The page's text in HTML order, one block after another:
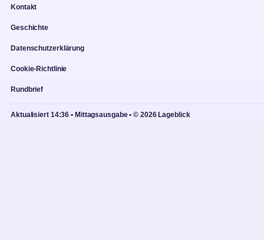
Kontakt
Geschichte
Datenschutzerklärung
Cookie-Richtlinie
Rundbrief
Aktualisiert 14:36 • Mittagsausgabe • © 2026 Lageblick